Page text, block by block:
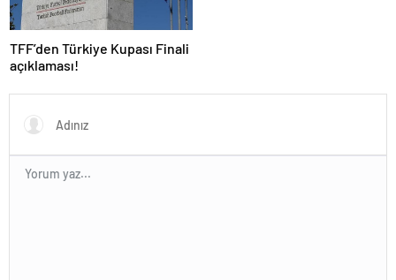
TFF’den Türkiye Kupası Finali
açıklaması!